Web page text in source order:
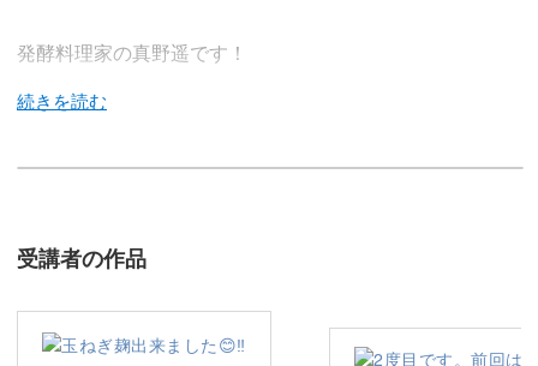
発酵料理家の真野遥です！
グラタンに通常使われるホワイトソースを、「酒粕ホワイ
受講者の作品